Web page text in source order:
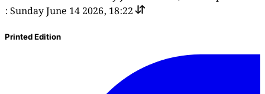
: Sunday June 14 2026, 18:22
Printed Edition